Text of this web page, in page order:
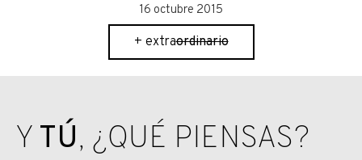
16 octubre 2015
+ extraordinario
Y TÚ, ¿QUÉ PIENSAS?